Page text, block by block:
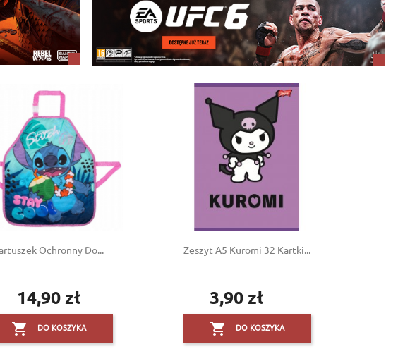
Ochronny Do...
Cena
14,90 zł
 DO KOSZYKA
Zeszyt A5 Kuromi 32 Kartki...
Cena
3,90 zł
 DO KOSZYKA